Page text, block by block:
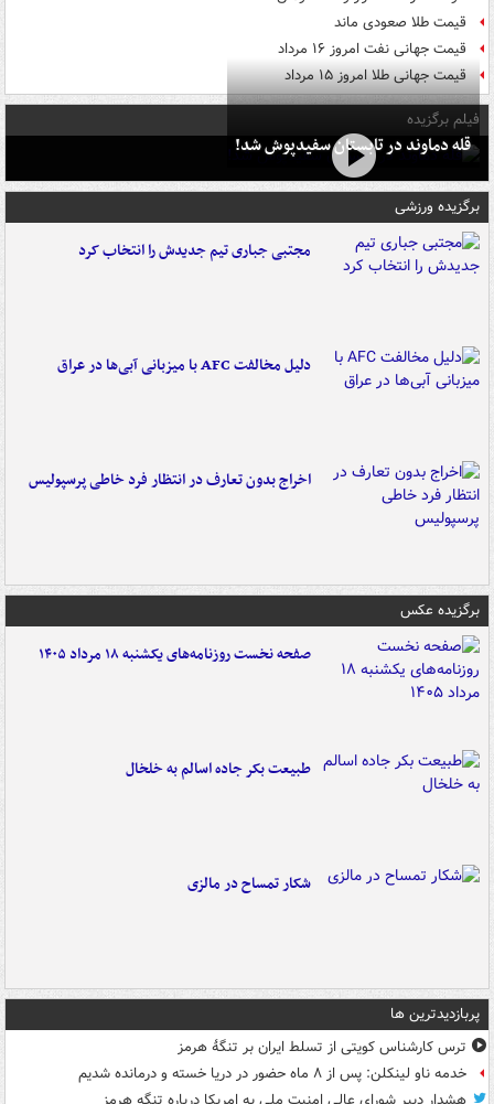
قیمت طلا صعودی ماند
قیمت جهانی نفت امروز ۱۶ مرداد
قیمت جهانی طلا امروز ۱۵ مرداد
فیلم برگزیده
قله دماوند در تابستان سفیدپوش شد!
برگزیده ورزشی
مجتبی جباری تیم جدیدش را انتخاب کرد
دلیل مخالفت AFC با میزبانی آبی‌ها در عراق
اخراج بدون تعارف در انتظار فرد خاطی پرسپولیس
برگزیده عکس
صفحه نخست روزنامه‌های یکشنبه ۱۸ مرداد ۱۴۰۵
طبیعت بکر جاده اسالم به خلخال
شکار تمساح در مالزی
پربازدیدترین ها
ترس کارشناس کویتی از تسلط ایران بر تنگۀ هرمز
خدمه ناو لینکلن: پس از ۸ ماه حضور در دریا خسته و درمانده‌ شدیم